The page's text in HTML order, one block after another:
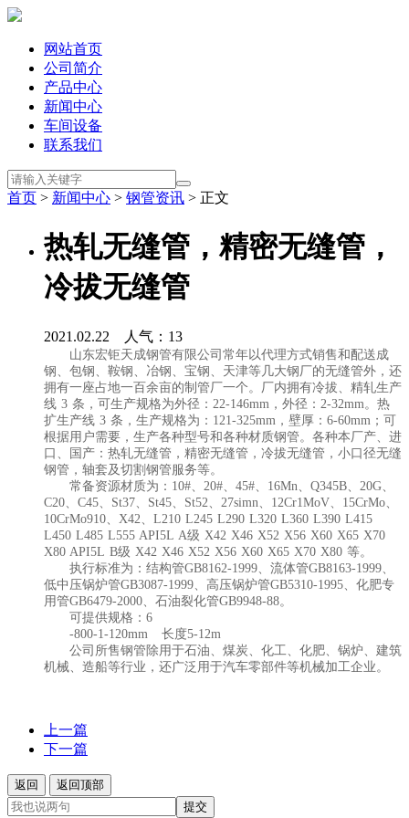
网站首页
公司简介
产品中心
新闻中心
车间设备
联系我们
首页 > 新闻中心 > 钢管资讯 > 正文
热轧无缝管，精密无缝管，
冷拔无缝管
2021.02.22 人气： 13
山东宏钜天成钢管有限公司常年以代理方式销售和配送成
钢、包钢、鞍钢、冶钢、宝钢、天津等几大钢厂的无缝管外，还
拥有一座占地一百余亩的制管厂一个。厂内拥有冷拔、精轧生产
线 3 条，可生产规格为外径：22-146mm，外径：2-32mm。热
扩生产线 3 条，生产规格为：121-325mm，壁厚：6-60mm；可
根据用户需要，生产各种型号和各种材质钢管。各种本厂产、进
口、国产： 热轧无缝管，精密无缝管，冷拔无缝管，小口径无缝
钢管，轴套及切割钢管服务等。
常备资源材质为：10#、20#、45#、16Mn、Q345B、20G、
C20、C45、St37、St45、St52、27simn、12Cr1MoV、15CrMo、
10CrMo910、X42、L210 L245 L290 L320 L360 L390 L415
L450 L485 L555 API5L A级 X42 X46 X52 X56 X60 X65 X70
X80 API5L B级 X42 X46 X52 X56 X60 X65 X70 X80 等。
执行标准为：结构管GB8162-1999、流体管GB8163-1999、
低中压锅炉管GB3087-1999、高压锅炉管GB5310-1995、化肥专
用管GB6479-2000、石油裂化管GB9948-88。
可提供规格：6
-800-1-120mm 长度5-12m
公司所售钢管除用于石油、煤炭、化工、化肥、锅炉、建筑
机械、造船等行业，还广泛用于汽车零部件等机械加工企业。
上一篇
下一篇
返回
返回顶部
提交